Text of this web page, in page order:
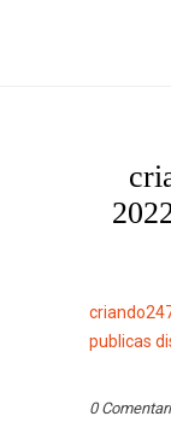
publicas
0